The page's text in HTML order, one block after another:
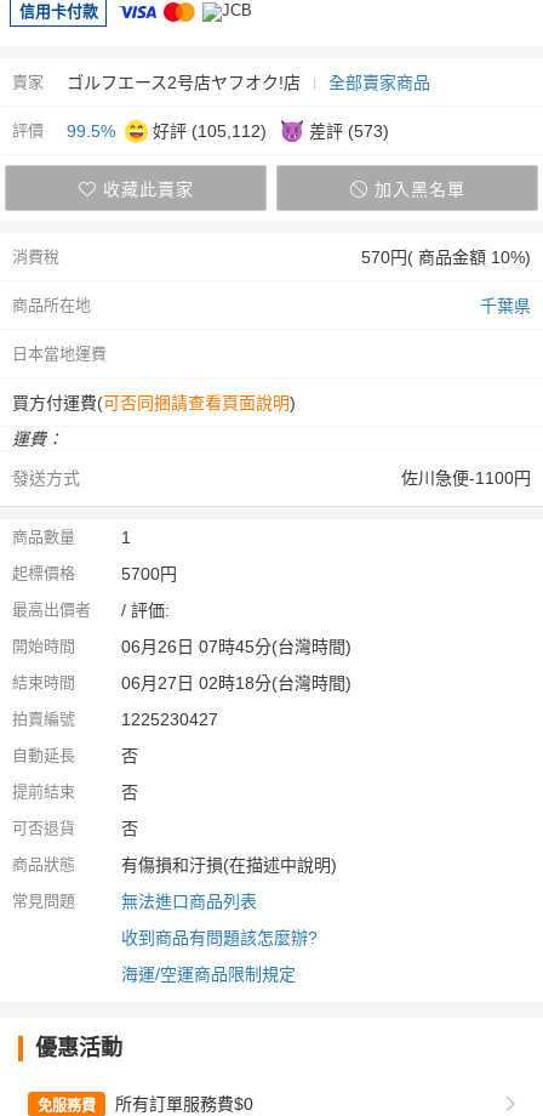
信用卡付款
賣家 ゴルフエース2号店ヤフオク!店 全部賣家商品
評價 99.5% 好評 (105,112) 差評 (573)
收藏此賣家 加入黑名單
消費稅 570円( 商品金額 10%)
商品所在地 千葉県
日本當地運費
買方付運費(可否同捆請查看頁面說明)
運費：
發送方式
佐川急便-1100円
商品數量 1
起標價格 5700円
最高出價者 / 評価:
開始時間 06月26日 07時45分(台灣時間)
結束時間 06月27日 02時18分(台灣時間)
拍賣編號 1225230427
自動延長 否
提前結束 否
可否退貨 否
商品狀態 有傷損和汙損(在描述中說明)
常見問題
無法進口商品列表
收到商品有問題該怎麼辦?
海運/空運商品限制規定
優惠活動
免服務費 所有訂單服務費$0